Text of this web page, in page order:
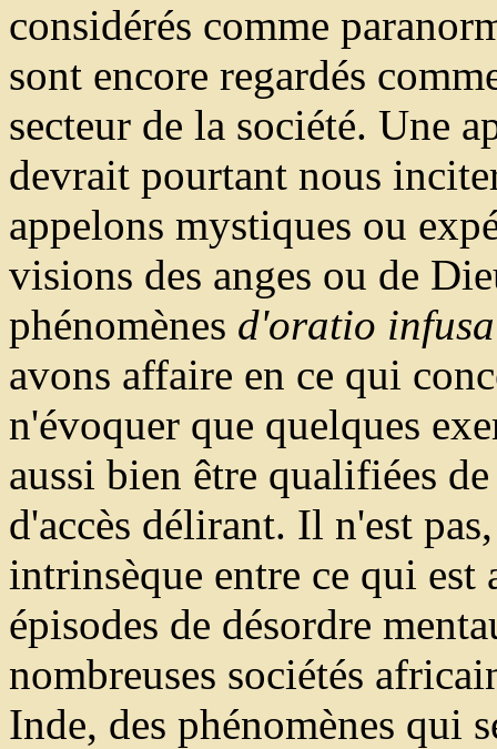
considérés comme
sont encore regardés
secteur de la société. Une
devrait pourtant nous
appelons mystiques ou
visions des anges ou de
phénomènes d'oratio
avons affaire en ce qui
n'évoquer que quelques
aussi bien être qualifiées
d'accès délirant. Il n'est
intrinsèque entre ce qui est
épisodes de désordre
nombreuses sociétés
Inde, des phénomènes qui